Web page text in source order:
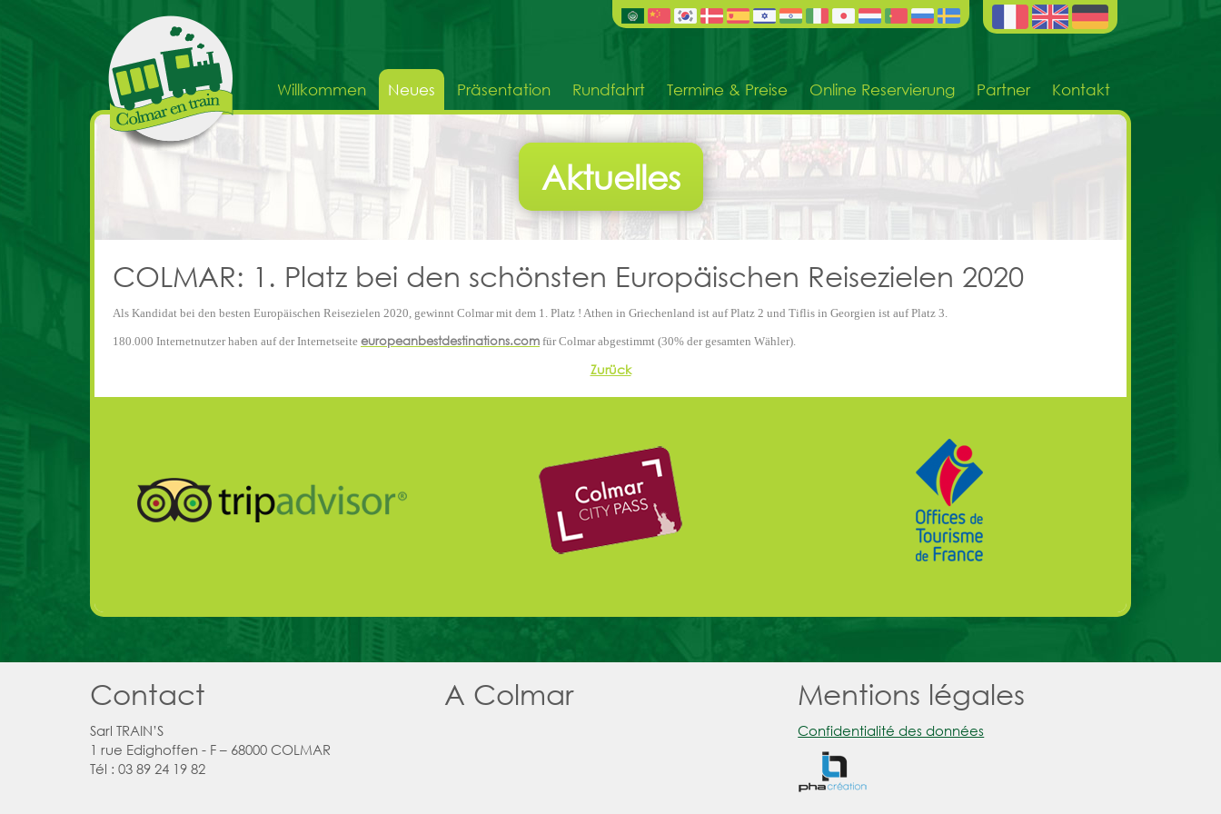
Willkommen Neues Präsentation Rundfahrt Termine & Preise Online Reservierung Partner Kontakt
Aktuelles
COLMAR: 1. Platz bei den schönsten Europäischen Reisezielen 2020
Als Kandidat bei den besten Europäischen Reisezielen 2020, gewinnt Colmar mit dem 1. Platz ! Athen in Griechenland ist auf Platz 2 und Tiflis in Georgien ist auf Platz 3.
180.000 Internetnutzer haben auf der Internetseite europeanbestdestinations.com für Colmar abgestimmt (30% der gesamten Wähler).
Zurück
Contact
Sarl TRAIN’S
1 rue Edighoffen - F – 68000 COLMAR
Tél : 03 89 24 19 82
A Colmar Mentions légales
Confidentialité des données